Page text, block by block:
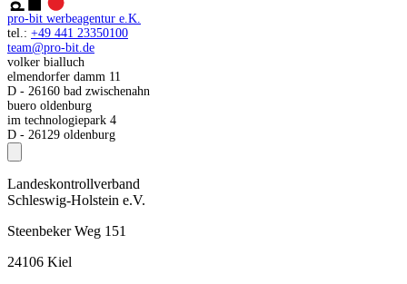
pro-bit werbeagentur e.K.
tel.: +49 441 23350100
team@pro-bit.de
volker bialluch
elmendorfer damm 11
D - 26160 bad zwischenahn
buero oldenburg
im technologiepark 4
D - 26129 oldenburg
Landeskontrollverband
Schleswig-Holstein e.V.
Steenbeker Weg 151
24106 Kiel